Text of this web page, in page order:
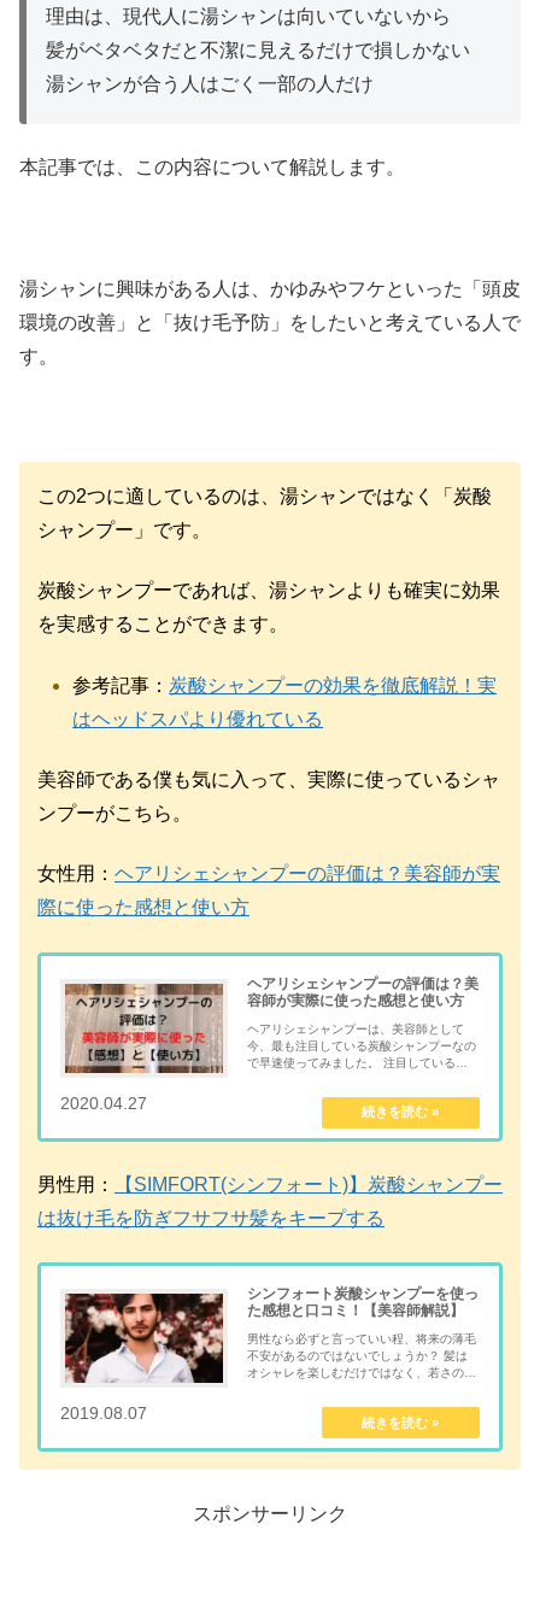
理由は、現代人に湯シャンは向いていないから
髪がベタベタだと不潔に見えるだけで損しかない
湯シャンが合う人はごく一部の人だけ
本記事では、この内容について解説します。
湯シャンに興味がある人は、かゆみやフケといった「頭皮
環境の改善」と「抜け毛予防」をしたいと考えている人で
す。
この2つに適しているのは、湯シャンではなく「炭酸
シャンプー」です。
炭酸シャンプーであれば、湯シャンよりも確実に効果
を実感することができます。
参考記事： 炭酸シャンプーの効果を徹底解説！実
はヘッドスパより優れている
美容師である僕も気に入って、実際に使っているシャ
ンプーがこちら。
女性用： ヘアリシェシャンプーの評価は？美容師が実
際に使った感想と使い方
ヘアリシェシャンプーの評価は？美
容師が実際に使った感想と使い方
ヘアリシェシャンプーは、美容師として
今、最も注目している炭酸シャンプーなの
で早速使ってみました。 注目している最
からです。 炭酸シャンプーには、 抜け毛
mentalmindful.com
2020.04.27
男性用：
【SIMFORT(シンフォート)】炭酸シャンプー
は抜け毛を防ぎフサフサ髪をキープする
シンフォート炭酸シャンプーを使っ
た感想と口コミ！【美容師解説】
男性なら必ずと言っていい程、将来の薄毛
不安があるのではないでしょうか？ 髪は
オシャレを楽しむだけではなく、若さの象
よりも老けて見えてしまいますし、自分に
自信を持てない原因にもなってしまいま
mentalmindful.com
2019.08.07
スポンサーリンク